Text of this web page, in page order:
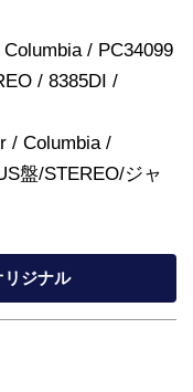
/ PC34099
/ 8385DI /
/ Columbia /
盤/STEREO/ジャ
ジナル